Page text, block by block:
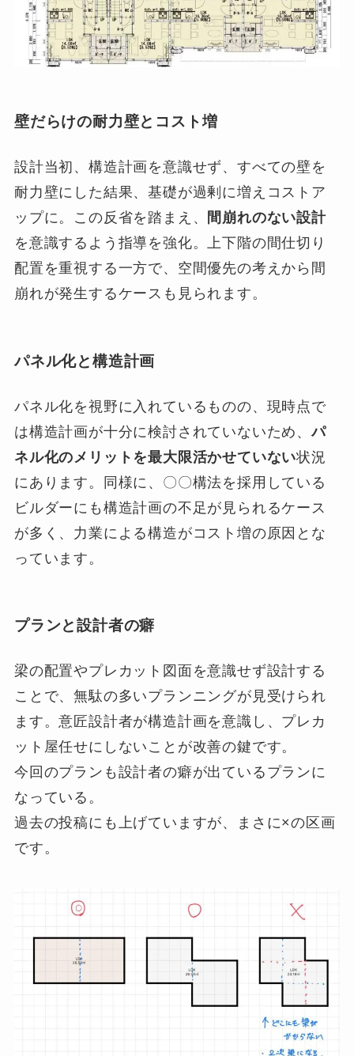
壁だらけの耐力壁とコスト増
設計当初、構造計画を意識せず、すべての壁を
耐力壁にした結果、基礎が過剰に増えコストア
ップに。この反省を踏まえ、
間崩れのない設計
を意識するよう指導を強化。上下階の間仕切り
配置を重視する一方で、空間優先の考えから間
崩れが発生するケースも見られます。
パネル化と構造計画
パネル化を視野に入れているものの、現時点で
は構造計画が十分に検討されていないため、パ
ネル化のメリットを最大限活かせていない状況
にあります。同様に、〇〇構法を採用している
ビルダーにも構造計画の不足が見られるケース
が多く、力業による構造がコスト増の原因とな
っています。
プランと設計者の癖
梁の配置やプレカット図面を意識せず設計する
ことで、無駄の多いプランニングが見受けられ
ます。意匠設計者が構造計画を意識し、プレカ
ット屋任せにしないことが改善の鍵です。
今回のプランも設計者の癖が出ているプランに
なっている。
過去の投稿にも上げていますが、まさに×の区画
です。